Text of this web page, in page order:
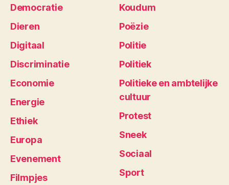
Democratie
Dieren
Digitaal
Discriminatie
Economie
Energie
Ethiek
Europa
Evenement
Filmpjes
Koudum
Poëzie
Politie
Politiek
Politieke en ambtelijke
cultuur
Protest
Sneek
Sociaal
Sport